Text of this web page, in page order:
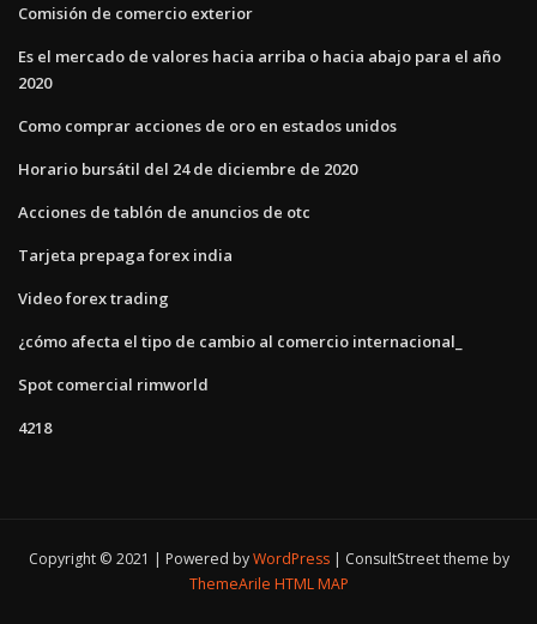
Comisión de comercio exterior
Es el mercado de valores hacia arriba o hacia abajo para el año
2020
Como comprar acciones de oro en estados unidos
Horario bursátil del 24 de diciembre de 2020
Acciones de tablón de anuncios de otc
Tarjeta prepaga forex india
Video forex trading
¿cómo afecta el tipo de cambio al comercio internacional_
Spot comercial rimworld
4218
Copyright © 2021 | Powered byWordPress
ConsultStreet theme by
ThemeArile HTML MAP